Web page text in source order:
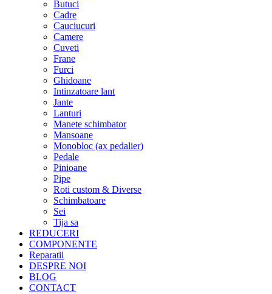
Butuci
Cadre
Cauciucuri
Camere
Cuveti
Frane
Furci
Ghidoane
Intinzatoare lant
Jante
Lanturi
Manete schimbator
Mansoane
Monobloc (ax pedalier)
Pedale
Pinioane
Pipe
Roti custom & Diverse
Schimbatoare
Sei
Tija sa
REDUCERI
COMPONENTE
Reparatii
DESPRE NOI
BLOG
CONTACT